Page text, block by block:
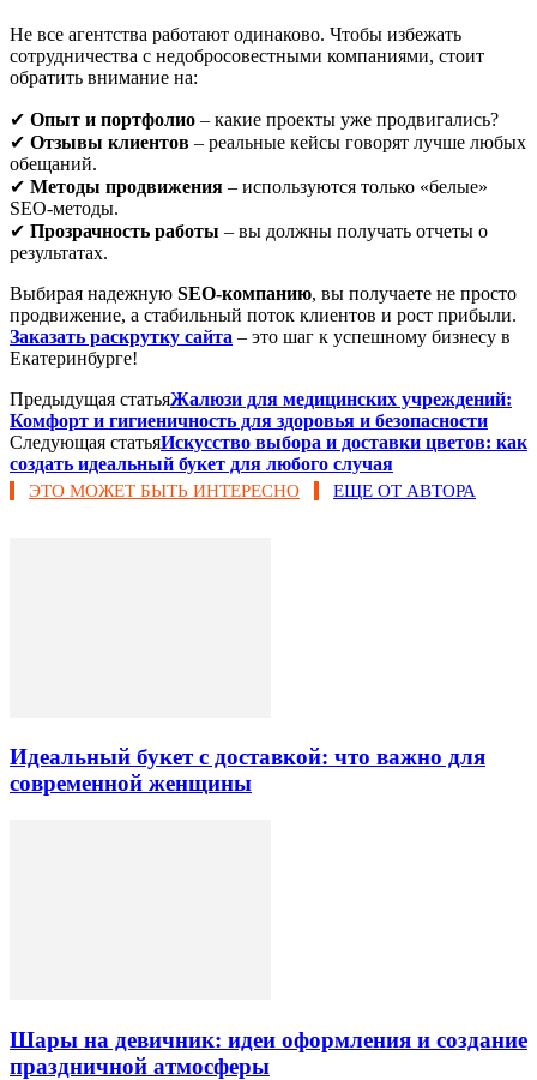
Не все агентства работают одинаково. Чтобы избежать
сотрудничества с недобросовестными компаниями, стоит
обратить внимание на:
✔ Опыт и портфолио – какие проекты уже продвигались?
✔ Отзывы клиентов – реальные кейсы говорят лучше любых
обещаний.
✔ Методы продвижения – используются только «белые»
SEO-методы.
✔ Прозрачность работы – вы должны получать отчеты о
результатах.
Выбирая надежную SEO-компанию, вы получаете не просто
продвижение, а стабильный поток клиентов и рост прибыли.
Заказать раскрутку сайта – это шаг к успешному бизнесу в
Екатеринбурге!
Предыдущая статьяЖалюзи для медицинских учреждений:
Комфорт и гигиеничность для здоровья и безопасности
Следующая статьяИскусство выбора и доставки цветов: как
создать идеальный букет для любого случая
ЭТО МОЖЕТ БЫТЬ ИНТЕРЕСНО ЕЩЕ ОТ АВТОРА
Идеальный букет с доставкой: что важно для
современной женщины
Шары на девичник: идеи оформления и создание
праздничной атмосферы